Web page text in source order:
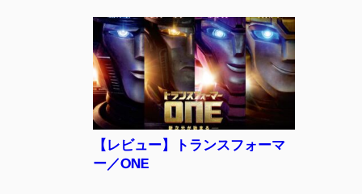
【レビュー】トランスフォーマ
ー／ONE